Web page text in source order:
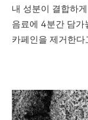
내 성분이 결합하
음료에 4분간 담가
카페인을 제거한다